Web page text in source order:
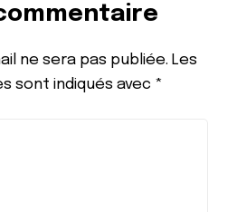
ne sera pas publiée. Les
sont indiqués avec *